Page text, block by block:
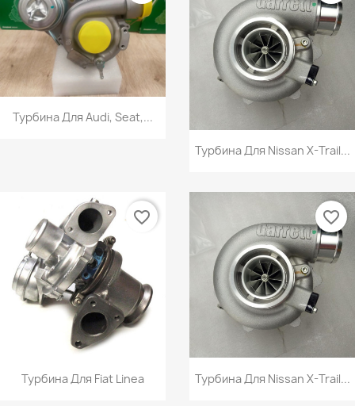
Турбина Для Audi, Seat,...
Турбина Для Nissan X-Trail...
Турбина Для Fiat Linea
favorite_border
Турбина Для Nissan X-Trail...
favorite_border